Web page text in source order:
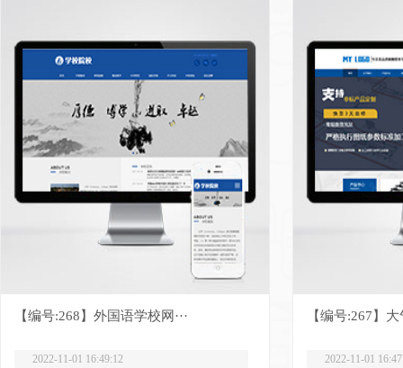
【编号:268】外国语学校网···
2022-11-01 16:49:12
【编号:267】大
2022-11-01